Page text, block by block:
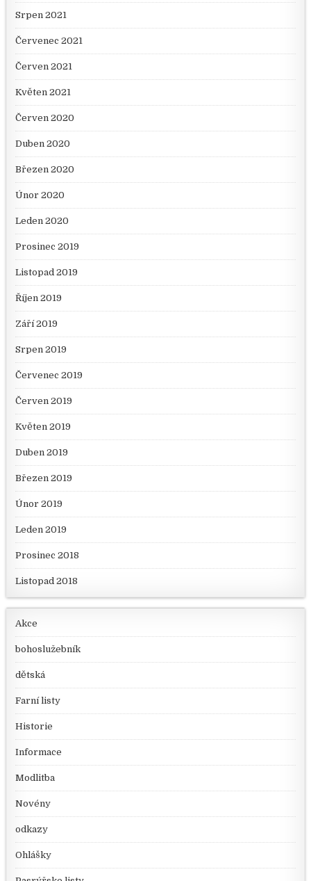
Srpen 2021
Červenec 2021
Červen 2021
Květen 2021
Červen 2020
Duben 2020
Březen 2020
Únor 2020
Leden 2020
Prosinec 2019
Listopad 2019
Říjen 2019
Září 2019
Srpen 2019
Červenec 2019
Červen 2019
Květen 2019
Duben 2019
Březen 2019
Únor 2019
Leden 2019
Prosinec 2018
Listopad 2018
Akce
bohoslužebník
dětská
Farní listy
Historie
Informace
Modlitba
Novény
odkazy
Ohlášky